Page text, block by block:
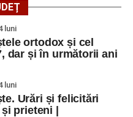
luni
ortodox și cel
dar și în următorii ani
luni
Urări și felicitări
prieteni |